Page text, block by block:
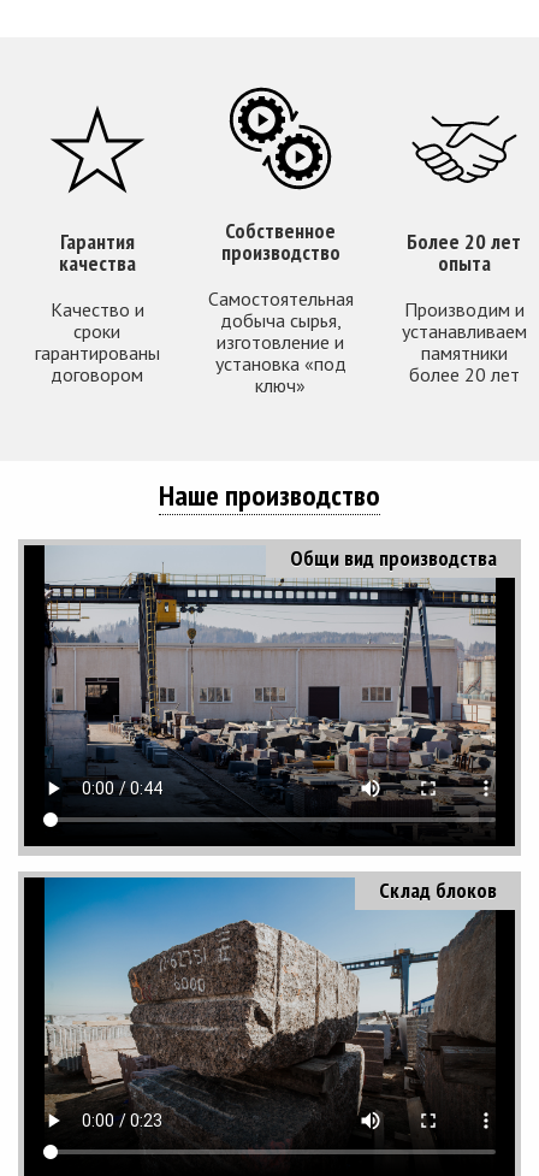
Гарантия
качества
Качество и
сроки
гарантированы
договором
Собственное
производство
Самостоятельная
добыча сырья,
изготовление и
установка «под
ключ»
Более 20 лет
опыта
Производим и
устанавливаем
памятники
более 20 лет
Наше производство
Общи вид производства
Склад блоков